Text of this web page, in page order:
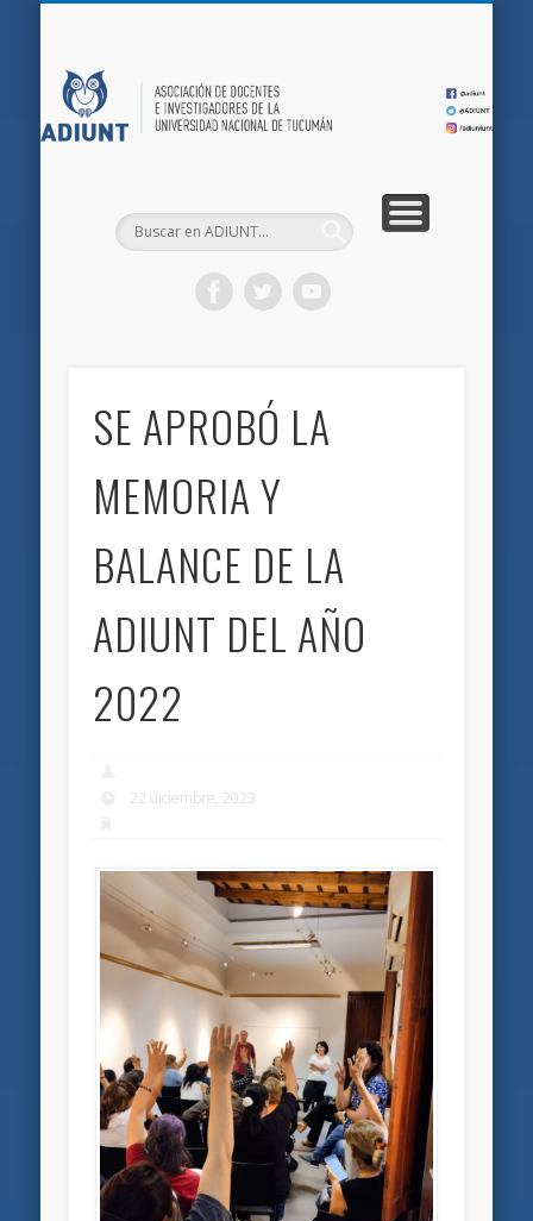
SE APROBÓ LA
MEMORIA Y
BALANCE DE LA
ADIUNT DEL AÑO
2022
22 diciembre, 2023